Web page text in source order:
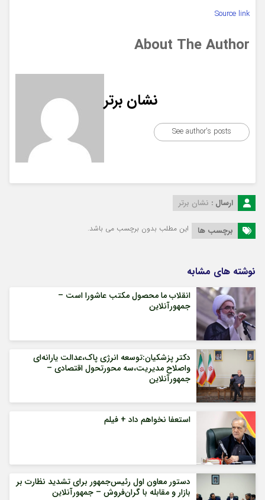
Source link
About The Author
نشان برتر
See author's posts
ارسال : نشان برتر
برچسب ها این مطلب بدون برچسب می باشد.
نوشته های مشابه
انقلاب ما محصول مکتب عاشورا است –
جمهورآنلاین
دکتر پزشکیان:توسعه انرژی پاک،عدالت یارانه‌ای
واصلاح مدیریت،سه محورتحول اقتصادی –
جمهورآنلاین
استعفا نخواهم داد + فیلم
دستور معاون اول رئیس‌جمهور برای تشدید نظارت بر
بازار و مقابله با گران‌فروش – جمهورآنلاین